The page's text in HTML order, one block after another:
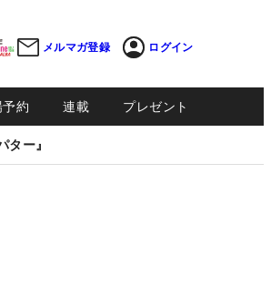
メルマガ登録 ログイン
予約 連載 プレゼント
ー』